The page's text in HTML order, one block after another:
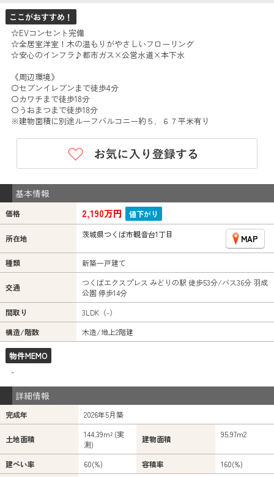
ここがおすすめ！
☆EVコンセント完備
☆全居室洋室！木の温もりがやさしいフローリング
☆安心のインフラ♪都市ガス×公営水道×本下水
《周辺環境》
〇セブンイレブンまで徒歩4分
〇カワチまで徒歩18分
〇うおまつまで徒歩18分
※建物面積に別途ルーフバルコニー約５．６７平米有り
基本情報
価格 2,190万円 値下がり
所在地 茨城県つくば市観音台1丁目 MAP
種類 新築一戸建て
交通
つくばエクスプレス みどりの駅 徒歩53分/バス36分 羽成
公園 停歩14分
間取り
3LDK（-）
構造/階数
木造/地上2階建
物件MEMO
-
詳細情報
完成年 2026年5月築
土地面積
144.39m² (実
測)
建物面積 95.97m2
建ぺい率 60(%) 容積率
160(%)